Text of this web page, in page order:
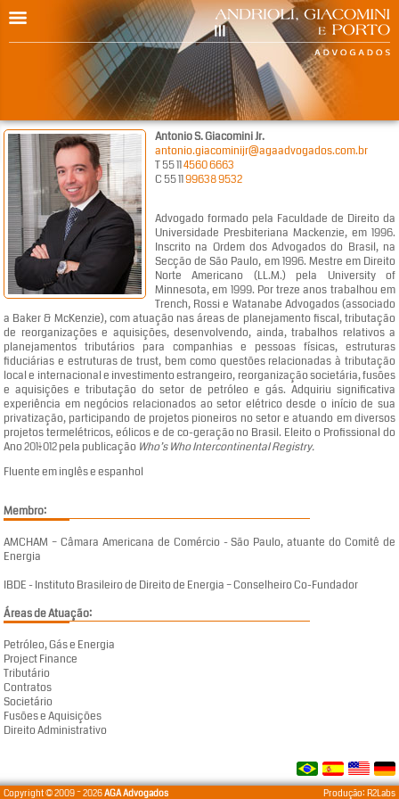
Antonio S. Giacomini Jr.
antonio.giacominijr@agaadvogados.com.br
T 55 114560 6663
C 55 1199638 9532
Advogado formado pela Faculdade de Direito da
Universidade Presbiteriana Mackenzie, em 1996.
Inscrito na Ordem dos Advogados do Brasil, na
Secção de São Paulo, em 1996. Mestre em Direito
Norte Americano (LL.M.) pela University of
Minnesota, em 1999. Por treze anos trabalhou em
Trench, Rossi e Watanabe Advogados (associado
a Baker & McKenzie), com atuação nas áreas de planejamento fiscal, tributação
de reorganizações e aquisições, desenvolvendo, ainda, trabalhos relativos a
planejamentos tributários para companhias e pessoas físicas, estruturas
fiduciárias e estruturas de trust, bem como questões relacionadas à tributação
local e internacional e investimento estrangeiro, reorganização societária, fusões
e aquisições e tributação do setor de petróleo e gás. Adquiriu significativa
experiência em negócios relacionados ao setor elétrico desde o início de sua
privatização, participando de projetos pioneiros no setor e atuando em diversos
projetos termelétricos, eólicos e de co-geração no Brasil. Eleito o Profissional do
Ano 2011/2012 pela publicação Who’s Who Intercontinental Registry.
Fluente em inglês e espanhol
Membro:
AMCHAM – Câmara Americana de Comércio - São Paulo, atuante do Comitê de
Energia
IBDE - Instituto Brasileiro de Direito de Energia – Conselheiro Co-Fundador
Áreas de Atuação:
Petróleo, Gás e Energia
Project Finance
Tributário
Contratos
Societário
Fusões e Aquisições
Direito Administrativo
Copyright © 2009 ~ 2026AGA Advogados Produção: R2Labs